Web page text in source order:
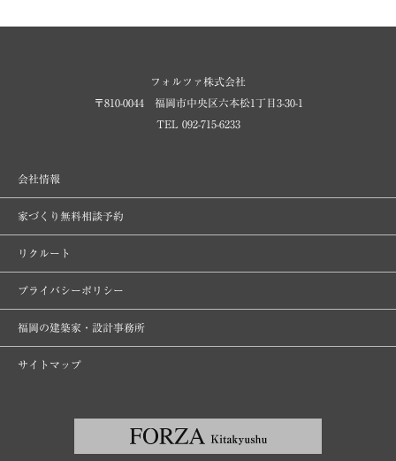
フォルツァ株式会社
〒810-0044 福岡市中央区六本松1丁目3-30-1
TEL 092-715-6233
会社情報
家づくり無料相談予約
リクルート
プライバシーポリシー
福岡の建築家・設計事務所
サイトマップ